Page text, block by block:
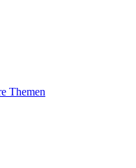
Themen